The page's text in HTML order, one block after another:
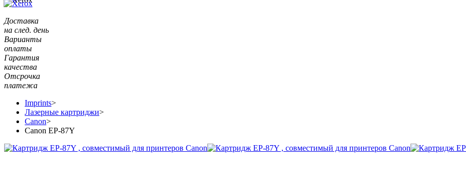
Доставка
на след. день
Варианты
оплаты
Гарантия
качества
Отсрочка
платежа
Imprints>
Лазерные картриджи>
Canon>
Canon EP-87Y